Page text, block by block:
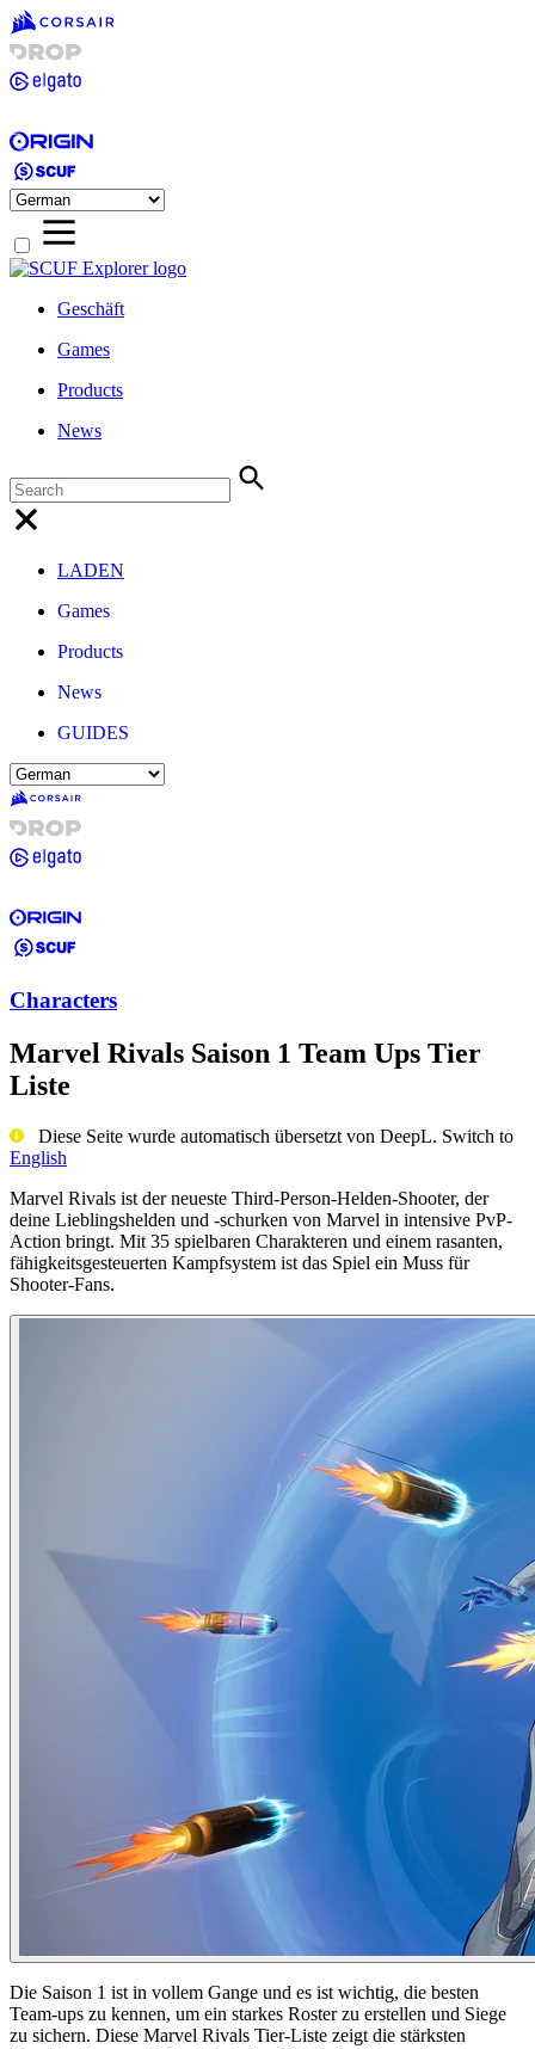
Geschäft
Games
Products
News
LADEN
Games
Products
News
GUIDES
Characters
Marvel Rivals Saison 1 Team Ups Tier
Liste
Diese Seite wurde automatisch übersetzt von DeepL. Switch to
English
Marvel Rivals ist der neueste Third-Person-Helden-Shooter, der
deine Lieblingshelden und -schurken von Marvel in intensive PvP-
Action bringt. Mit 35 spielbaren Charakteren und einem rasanten,
fähigkeitsgesteuerten Kampfsystem ist das Spiel ein Muss für
Shooter-Fans.
Die Saison 1 ist in vollem Gange und es ist wichtig, die besten
Team-ups zu kennen, um ein starkes Roster zu erstellen und Siege
zu sichern. Diese Marvel Rivals Tier-Liste zeigt die stärksten